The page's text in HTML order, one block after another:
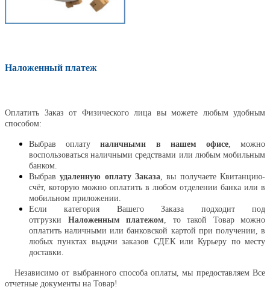
Наложенный платеж
Оплатить Заказ от Физического лица вы можете любым удобным
способом:
Выбрав оплатуналичными в нашем офисе, можно
воспользоваться наличными средствами или любым мобильным
банком.
Выбравудаленную оплату Заказа , вы получаете Квитанцию-
счёт, которую можно оплатить в любом отделении банка или в
мобильном приложении.
Если категория Вашего Заказа подходит под
отгрузки Наложенным платежом , то такой Товар можно
оплатить наличными или банковской картой при получении, в
любых пунктах выдачи заказов СДЕК или Курьеру по месту
доставки.
Независимо от выбранного способа оплаты, мы предоставляем Все
отчетные документы на Товар!